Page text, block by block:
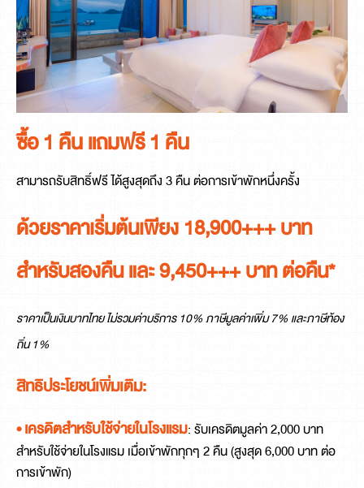
ซื้อ 1 คืน แถมฟรี 1 คืน
สามารถรับสิทธิ์ฟรี ได้สูงสุดถึง 3 คืน ต่อการเข้าพักหนึ่งครั้ง
ด้วยราคาเริ่มต้นเพียง 18,900+++ บาท
สำหรับสองคืน และ 9,450+++ บาท ต่อคืน*
ราคาเป็นเงินบาทไทย ไม่รวมค่าบริการ 10% ภาษีมูลค่าเพิ่ม 7% และภาษีท้อง
ถิ่น 1%
สิทธิประโยชน์เพิ่มเติม:
• เครดิตสำหรับใช้จ่ายในโรงแรม: รับเครดิตมูลค่า 2,000 บาท
สำหรับใช้จ่ายในโรงแรม เมื่อเข้าพักทุกๆ 2 คืน (สูงสุด 6,000 บาท ต่อ
การเข้าพัก)